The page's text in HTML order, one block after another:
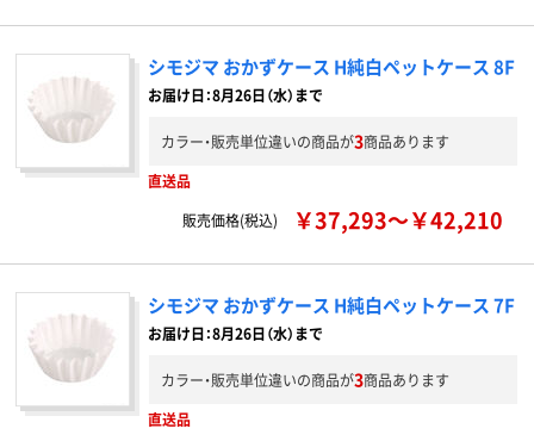
シモジマ おかずケース H純白ペットケース 8F
お届け日：8月26日（水）まで
カラー・販売単位違いの商品が3商品あります
直送品
販売価格(税込)
￥37,293～￥42,210
シモジマ おかずケース H純白ペットケース 7F
お届け日：8月26日（水）まで
カラー・販売単位違いの商品が3商品あります
直送品